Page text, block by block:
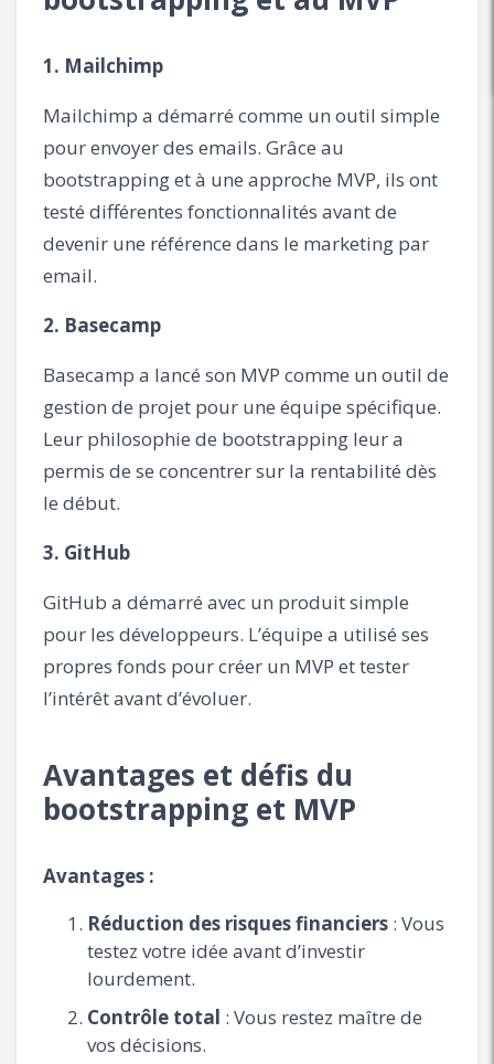
1. Mailchimp
Mailchimp a démarré comme un outil simple
pour envoyer des emails. Grâce au
bootstrapping et à une approche MVP, ils ont
testé différentes fonctionnalités avant de
devenir une référence dans le marketing par
email.
2. Basecamp
Basecamp a lancé son MVP comme un outil de
gestion de projet pour une équipe spécifique.
Leur philosophie de bootstrapping leur a
permis de se concentrer sur la rentabilité dès
le début.
3. GitHub
GitHub a démarré avec un produit simple
pour les développeurs. L’équipe a utilisé ses
propres fonds pour créer un MVP et tester
l’intérêt avant d’évoluer.
Avantages et défis du
bootstrapping et MVP
Avantages :
Réduction des risques financiers : Vous
testez votre idée avant d’investir
lourdement.
Contrôle total : Vous restez maître de
vos décisions.